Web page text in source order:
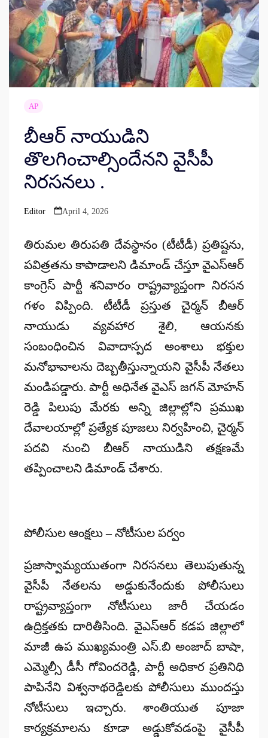
AP
బీఆర్ నాయుడిని
తొలగించాల్సిందేనని వైసీపీ
నిరసనలు .
Posted
Editor April 4, 2026
తిరుమల తిరుపతి దేవస్థానం (టీటీడీ) ప్రతిష్టను,
పవిత్రతను కాపాడాలని డిమాండ్ చేస్తూ వైఎస్ఆర్
కాంగ్రెస్ పార్టీ శనివారం రాష్ట్రవ్యాప్తంగా నిరసన
గళం విప్పింది. టీటీడీ ప్రస్తుత చైర్మన్ బీఆర్
నాయుడు వ్యవహార శైలి, ఆయనకు
సంబంధించిన వివాదాస్పద అంశాలు భక్తుల
మనోభావాలను దెబ్బతీస్తున్నాయని వైసీపీ నేతలు
మండిపడ్డారు. పార్టీ అధినేత వైఎస్ జగన్ మోహన్
రెడ్డి పిలుపు మేరకు అన్ని జిల్లాల్లోని ప్రముఖ
దేవాలయాల్లో ప్రత్యేక పూజలు నిర్వహించి, చైర్మన్
పదవి నుంచి బీఆర్ నాయుడిని తక్షణమే
తప్పించాలని డిమాండ్ చేశారు.
పోలీసుల ఆంక్షలు – నోటీసుల పర్వం
ప్రజాస్వామ్యయుతంగా నిరసనలు తెలుపుతున్న
వైసీపీ నేతలను అడ్డుకునేందుకు పోలీసులు
రాష్ట్రవ్యాప్తంగా నోటీసులు జారీ చేయడం
ఉద్రిక్తతకు దారితీసింది. వైఎస్ఆర్ కడప జిల్లాలో
మాజీ ఉప ముఖ్యమంత్రి ఎస్.బి అంజాద్ బాషా,
ఎమ్మెల్సీ డీసీ గోవిందరెడ్డి, పార్టీ అధికార ప్రతినిధి
పాపినేని విశ్వనాథరెడ్డిలకు పోలీసులు ముందస్తు
నోటీసులు ఇచ్చారు. శాంతియుత పూజా
కార్యక్రమాలను కూడా అడ్డుకోవడంపై వైసీపీ